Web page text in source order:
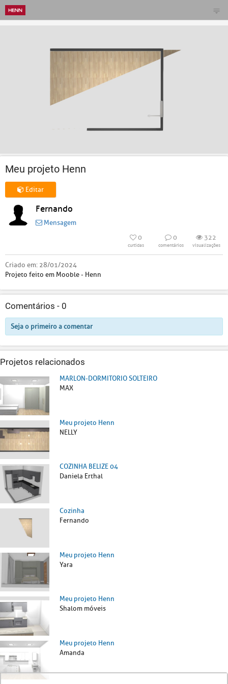
Meu projeto Henn
Editar
Fernando
Mensagem
0
curtidas
0
comentários
322
visualizações
Criado em: 28/01/2024
Projeto feito em Mooble - Henn
Comentários - 0
Seja o primeiro a comentar
Projetos relacionados
MARLON-DORMITORIO SOLTEIRO
MAX
Meu projeto Henn
NELLY
COZINHA BELIZE 04
Daniela Erthal
Cozinha
Fernando
Meu projeto Henn
Yara
Meu projeto Henn
Shalom móveis
Meu projeto Henn
Amanda